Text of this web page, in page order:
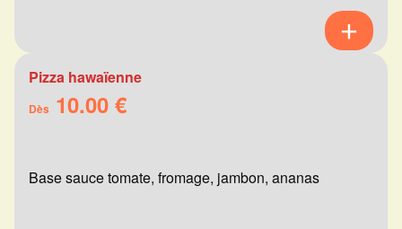
Pizza hawaïenne
Dès 10.00 €
Base sauce tomate, fromage, jambon, ananas